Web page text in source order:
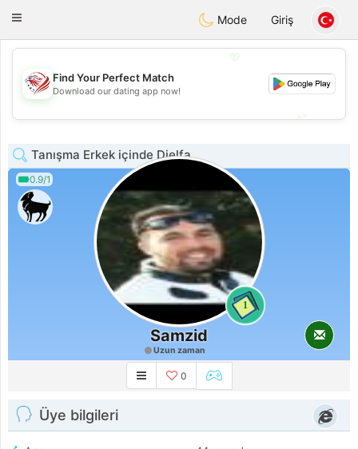
Dating
Toggle
Mode Giriş
💖
💕
Find Your Perfect Match
Download our dating app now!
Tanışma Erkek içinde Djelfa
0.9/1
1
Samzid
Uzun zaman
0
Üye bilgileri